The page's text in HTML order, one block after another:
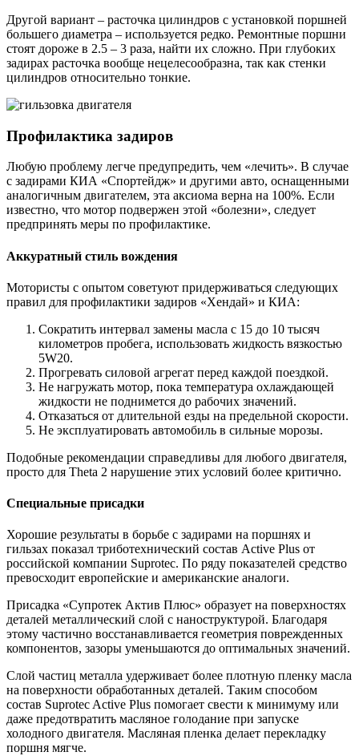
Другой вариант – расточка цилиндров с установкой поршней
большего диаметра – используется редко. Ремонтные поршни
стоят дороже в 2.5 – 3 раза, найти их сложно. При глубоких
задирах расточка вообще нецелесообразна, так как стенки
цилиндров относительно тонкие.
Профилактика задиров
Любую проблему легче предупредить, чем «лечить». В случае
с задирами КИА «Спортейдж» и другими авто, оснащенными
аналогичным двигателем, эта аксиома верна на 100%. Если
известно, что мотор подвержен этой «болезни», следует
предпринять меры по профилактике.
Аккуратный стиль вождения
Мотористы с опытом советуют придерживаться следующих
правил для профилактики задиров «Хендай» и КИА:
Сократить интервал замены масла с 15 до 10 тысяч
километров пробега, использовать жидкость вязкостью
5W20.
Прогревать силовой агрегат перед каждой поездкой.
Не нагружать мотор, пока температура охлаждающей
жидкости не поднимется до рабочих значений.
Отказаться от длительной езды на предельной скорости.
Не эксплуатировать автомобиль в сильные морозы.
Подобные рекомендации справедливы для любого двигателя,
просто для Theta 2 нарушение этих условий более критично.
Специальные присадки
Хорошие результаты в борьбе с задирами на поршнях и
гильзах показал триботехнический состав Active Plus от
российской компании Suprotec. По ряду показателей средство
превосходит европейские и американские аналоги.
Присадка «Супротек Актив Плюс» образует на поверхностях
деталей металлический слой с наноструктурой. Благодаря
этому частично восстанавливается геометрия поврежденных
компонентов, зазоры уменьшаются до оптимальных значений.
Слой частиц металла удерживает более плотную пленку масла
на поверхности обработанных деталей. Таким способом
состав Suprotec Active Plus помогает свести к минимуму или
даже предотвратить масляное голодание при запуске
холодного двигателя. Масляная пленка делает перекладку
поршня мягче.